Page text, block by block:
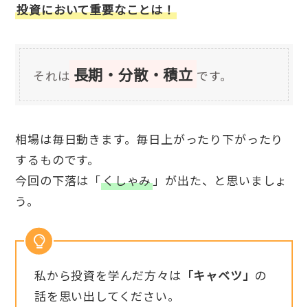
投資において重要なことは！
それは 長期・分散・積立 です。
相場は毎日動きます。毎日上がったり下がったり
するものです。
今回の下落は「くしゃみ 」が出た、と思いましょ
う。
私から投資を学んだ方々は 「キャベツ」 の
話を思い出してください。